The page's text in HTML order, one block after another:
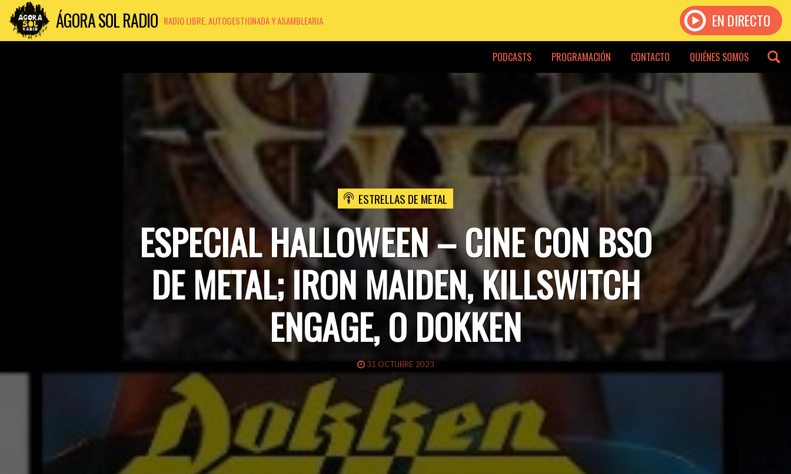
ÁGORA SOL RADIO RADIO LIBRE, AUTOGESTIONADA Y ASAMBLEARIA EN DIRECTO
PODCASTS PROGRAMACIÓN CONTACTO QUIÉNES SOMOS
ESTRELLAS DE METAL
ESPECIAL HALLOWEEN – CINE CON BSO
DE METAL; IRON MAIDEN, KILLSWITCH
ENGAGE, O DOKKEN
31 OCTUBRE 2023